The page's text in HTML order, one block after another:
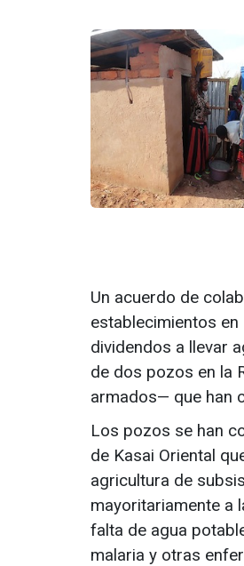
Un acuerdo de
establecimientos en
dividendos a llevar
de dos pozos en la
armados— que han
Los pozos se han
de Kasai Oriental
agricultura de
mayoritariamente a
falta de agua
malaria y otras